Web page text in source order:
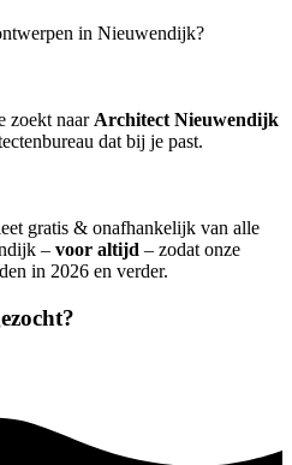
in Nieuwendijk?
zoekt naar Architect Nieuwendijk
dat bij je past.
gratis & onafhankelijk van alle
– voor altijd – zodat onze
in 2026 en verder.